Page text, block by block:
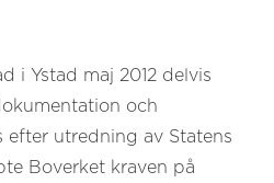
i Ystad maj 2012 delvis
och
utredning av Statens
Boverket kraven på